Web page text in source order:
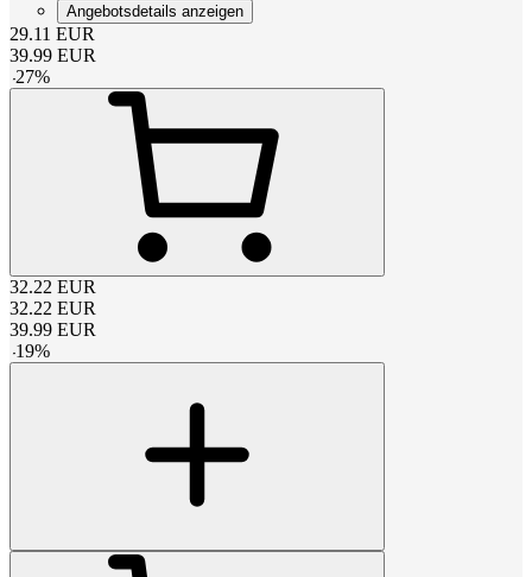
Angebotsdetails anzeigen
29.11 EUR
39.99 EUR
-27%
32.22 EUR
32.22 EUR
39.99 EUR
-19%